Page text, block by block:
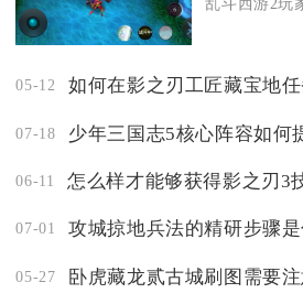
05-12
07-18 少年三国志5核心阵容如何
06-11 怎么样才能够获得影之刃3
07-01 攻城掠地兵法的精研步骤
05-27 卧虎藏龙贰古城刷图需要